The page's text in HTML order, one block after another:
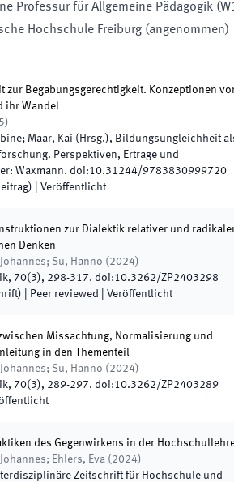
Professur für Allgemeine Pädagogik (
Hochschule Freiburg (angenommen)
zur Begabungsgerechtigkeit. Konzeptionen
ihr Wandel
)
Maar, Kai ( Hrsg.), Bildungsungleichheit
Perspektiven, Erträge und
: Waxmann. doi:10.31244/9783830999720
Veröffentlicht
zur Dialektik relativer und
Denken
Su, Hanno ( 2024)
, 70(3), 298-317. doi:10.3262/ZP2403298
| Peer reviewed Veröffentlicht
Missachtung, Normalisierung und
in den Thementeil
Su, Hanno ( 2024)
, 70(3), 289-297. doi:10.3262/ZP2403289
des Gegenwirkens in der
Ehlers, Eva ( 2024)
Zeitschrift für Hochschule und